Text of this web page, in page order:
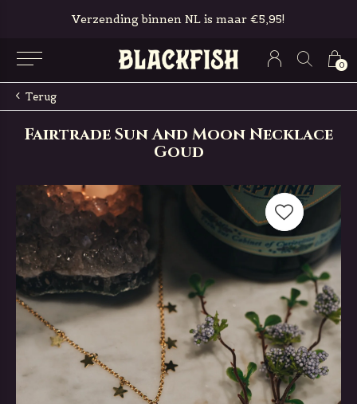
0
Verzending binnen NL is maar €5,95!
Terug
Fairtrade Sun And Moon Necklace
Goud